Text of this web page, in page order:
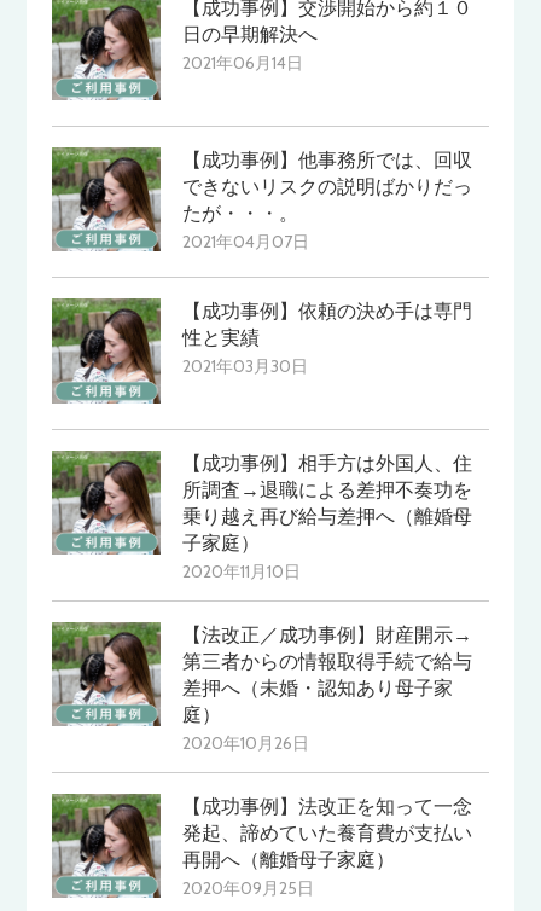
【成功事例】交渉開始から約１０
日の早期解決へ
2021年06月14日
【成功事例】他事務所では、回収
できないリスクの説明ばかりだっ
たが・・・。
2021年04月07日
【成功事例】依頼の決め手は専門
性と実績
2021年03月30日
【成功事例】相手方は外国人、住
所調査→退職による差押不奏功を
乗り越え再び給与差押へ（離婚母
子家庭）
2020年11月10日
【法改正／成功事例】財産開示→
第三者からの情報取得手続で給与
差押へ（未婚・認知あり母子家
庭）
2020年10月26日
【成功事例】法改正を知って一念
発起、諦めていた養育費が支払い
再開へ（離婚母子家庭）
2020年09月25日